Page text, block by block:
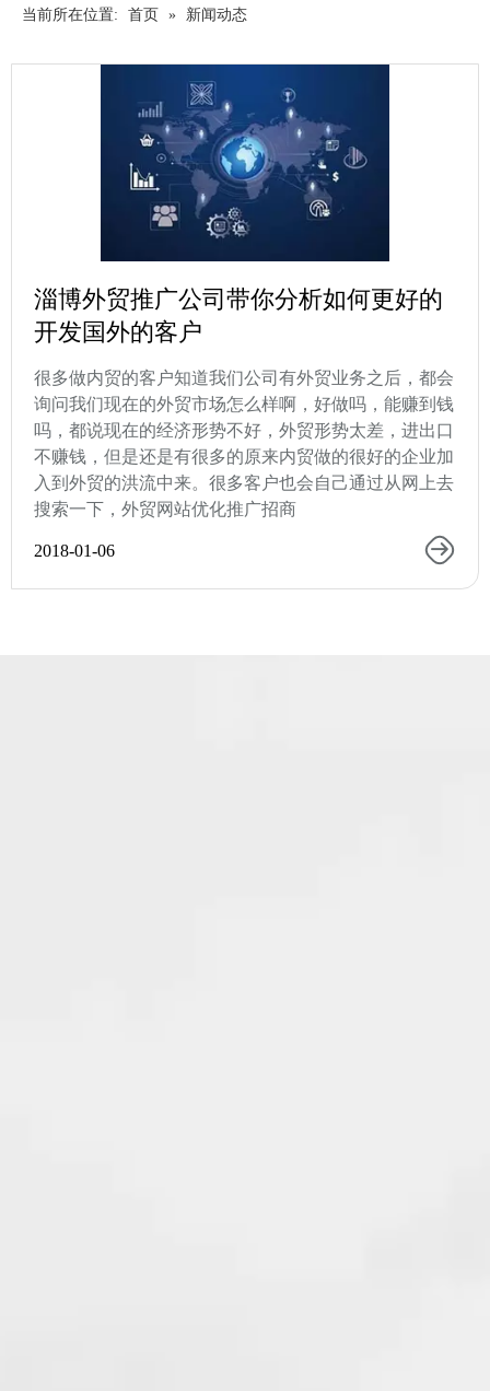
当前所在位置: 首页 » 新闻动态
淄博外贸推广公司带你分析如何更好的
开发国外的客户
很多做内贸的客户知道我们公司有外贸业务之后，都会
询问我们现在的外贸市场怎么样啊，好做吗，能赚到钱
吗，都说现在的经济形势不好，外贸形势太差，进出口
不赚钱，但是还是有很多的原来内贸做的很好的企业加
入到外贸的洪流中来。很多客户也会自己通过从网上去
搜索一下，外贸网站优化推广招商
2018-01-06